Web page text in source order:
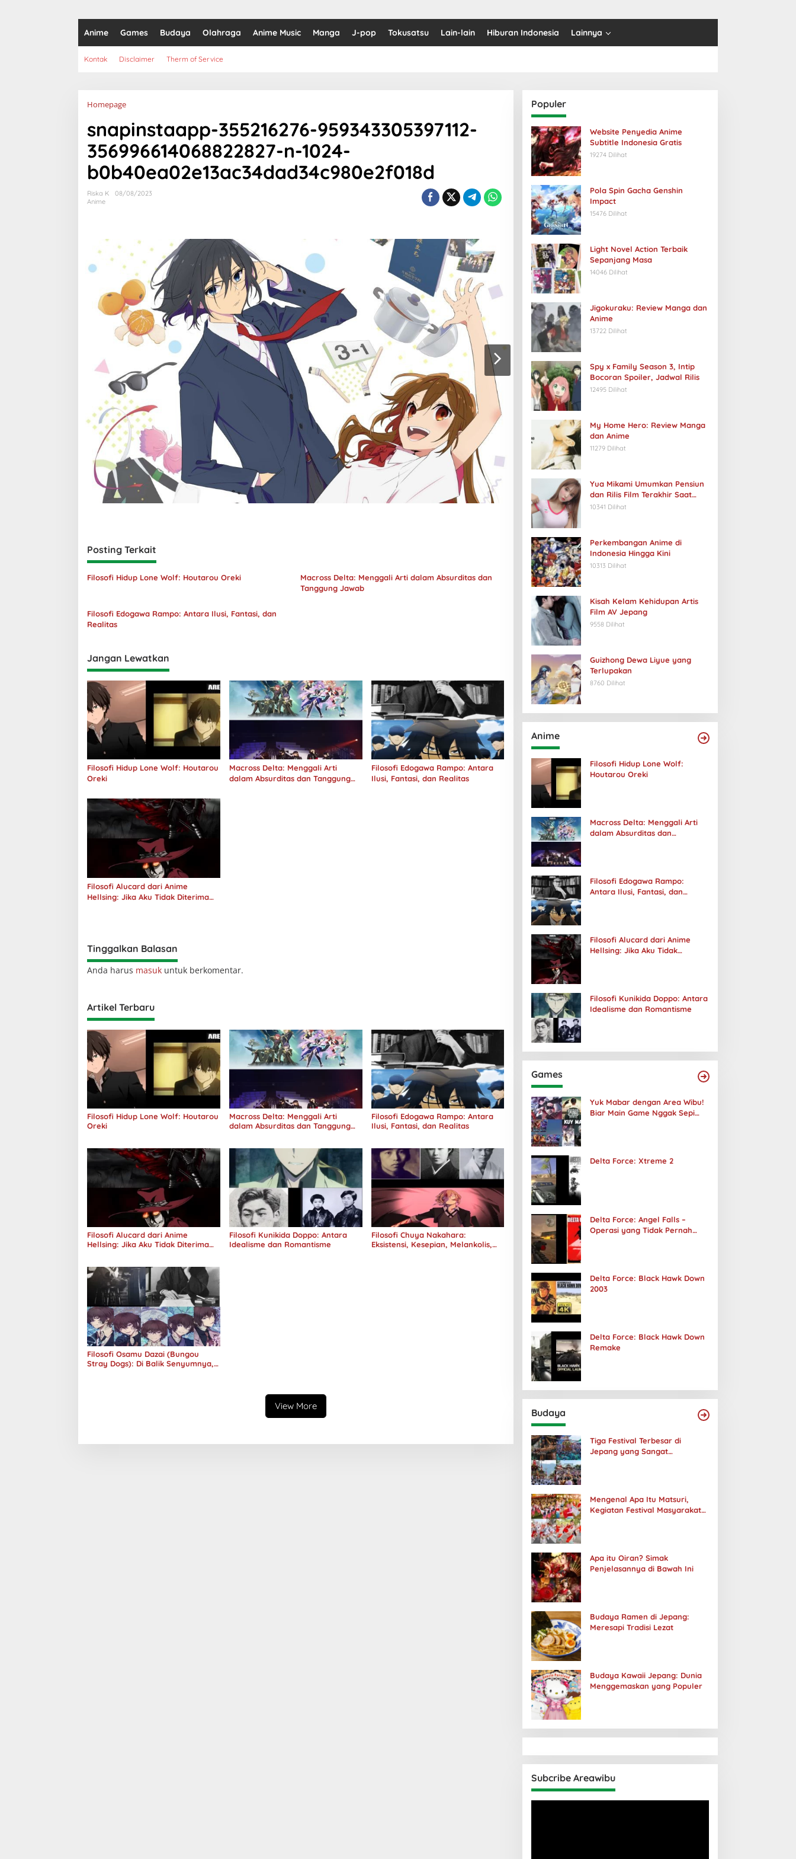
Anime Games Budaya Olahraga Anime Music Manga J-pop Tokusatsu Lain-lain Hiburan Indonesia Lainnya
Kontak Disclaimer Therm of Service
HomepageLampiran
snapinstaapp-355216276-959343305397112-
356996614068822827-n-1024-
b0b40ea02e13ac34dad34c980e2f018d
Riska K
08/08/2023
Anime
Posting Terkait
Filosofi Hidup Lone Wolf: Houtarou Oreki
Macross Delta: Menggali Arti dalam Absurditas dan
Tanggung Jawab
Filosofi Edogawa Rampo: Antara Ilusi, Fantasi, dan
Realitas
Jangan Lewatkan
Filosofi Hidup Lone Wolf: Houtarou
Oreki
Macross Delta: Menggali Arti
dalam Absurditas dan Tanggung
Filosofi Edogawa Rampo: Antara
Ilusi, Fantasi, dan Realitas
Filosofi Alucard dari Anime
Hellsing: Jika Aku Tidak Diterima
Tinggalkan Balasan
Anda harus masuk untuk berkomentar.
Artikel Terbaru
Filosofi Hidup Lone Wolf: Houtarou
Oreki
Macross Delta: Menggali Arti
dalam Absurditas dan Tanggung
Filosofi Edogawa Rampo: Antara
Ilusi, Fantasi, dan Realitas
Filosofi Alucard dari Anime
Hellsing: Jika Aku Tidak Diterima
Filosofi Kunikida Doppo: Antara
Idealisme dan Romantisme
Filosofi Chuya Nakahara:
Eksistensi, Kesepian, Melankolis,
Filosofi Osamu Dazai (Bungou
Stray Dogs): Di Balik Senyumnya,
View More
Populer
Website Penyedia Anime
Subtitle Indonesia Gratis
19274 Dilihat
Pola Spin Gacha Genshin
Impact
15476 Dilihat
Light Novel Action Terbaik
Sepanjang Masa
14046 Dilihat
Jigokuraku: Review Manga dan
Anime
13722 Dilihat
Spy x Family Season 3, Intip
Bocoran Spoiler, Jadwal Rilis
12495 Dilihat
My Home Hero: Review Manga
dan Anime
11279 Dilihat
Yua Mikami Umumkan Pensiun
dan Rilis Film Terakhir Saat
Ulang Tahun
10341 Dilihat
Perkembangan Anime di
Indonesia Hingga Kini
10313 Dilihat
Kisah Kelam Kehidupan Artis
Film AV Jepang
9558 Dilihat
Guizhong Dewa Liyue yang
Terlupakan
8760 Dilihat
Anime
Filosofi Hidup Lone Wolf:
Houtarou Oreki
Macross Delta: Menggali Arti
dalam Absurditas dan
Filosofi Edogawa Rampo:
Antara Ilusi, Fantasi, dan
Filosofi Alucard dari Anime
Hellsing: Jika Aku Tidak
Filosofi Kunikida Doppo: Antara
Idealisme dan Romantisme
Games
Yuk Mabar dengan Area Wibu!
Biar Main Game Nggak Sepi
Delta Force: Xtreme 2
Delta Force: Angel Falls –
Operasi yang Tidak Pernah
Delta Force: Black Hawk Down
2003
Delta Force: Black Hawk Down
Remake
Budaya
Tiga Festival Terbesar di
Jepang yang Sangat
Mengenal Apa Itu Matsuri,
Kegiatan Festival Masyarakat
Apa itu Oiran? Simak
Penjelasannya di Bawah Ini
Budaya Ramen di Jepang:
Meresapi Tradisi Lezat
Budaya Kawaii Jepang: Dunia
Menggemaskan yang Populer
Subcribe Areawibu